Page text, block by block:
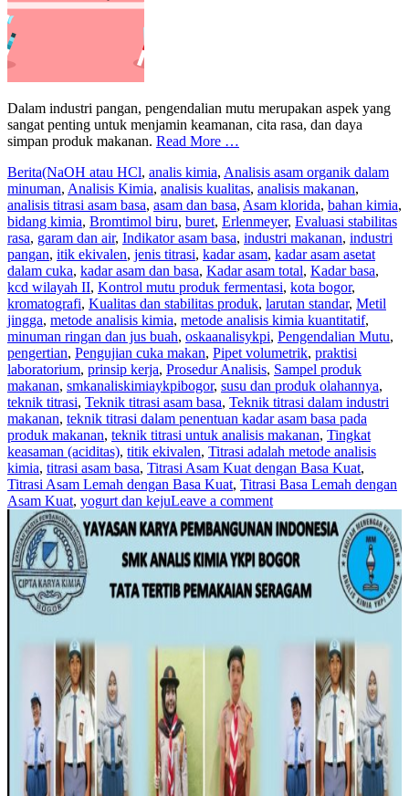
Dalam industri pangan, pengendalian mutu merupakan aspek yang
sangat penting untuk menjamin keamanan, cita rasa, dan daya
simpan produk makanan. Read More …
Berita(NaOH atau HCl, analis kimia, Analisis asam organik dalam
minuman, Analisis Kimia, analisis kualitas, analisis makanan,
analisis titrasi asam basa, asam dan basa, Asam klorida, bahan kimia,
bidang kimia, Bromtimol biru, buret, Erlenmeyer, Evaluasi stabilitas
rasa, garam dan air, Indikator asam basa, industri makanan, industri
pangan, itik ekivalen, jenis titrasi, kadar asam, kadar asam asetat
dalam cuka, kadar asam dan basa, Kadar asam total, Kadar basa,
kcd wilayah II, Kontrol mutu produk fermentasi, kota bogor,
kromatografi, Kualitas dan stabilitas produk, larutan standar, Metil
jingga, metode analisis kimia, metode analisis kimia kuantitatif,
minuman ringan dan jus buah, oskaanalisykpi, Pengendalian Mutu,
pengertian, Pengujian cuka makan, Pipet volumetrik, praktisi
laboratorium, prinsip kerja, Prosedur Analisis, Sampel produk
makanan, smkanaliskimiaykpibogor, susu dan produk olahannya,
teknik titrasi, Teknik titrasi asam basa, Teknik titrasi dalam industri
makanan, teknik titrasi dalam penentuan kadar asam basa pada
produk makanan, teknik titrasi untuk analisis makanan, Tingkat
keasaman (aciditas), titik ekivalen, Titrasi adalah metode analisis
kimia, titrasi asam basa, Titrasi Asam Kuat dengan Basa Kuat,
Titrasi Asam Lemah dengan Basa Kuat, Titrasi Basa Lemah dengan
Asam Kuat, yogurt dan kejuLeave a comment